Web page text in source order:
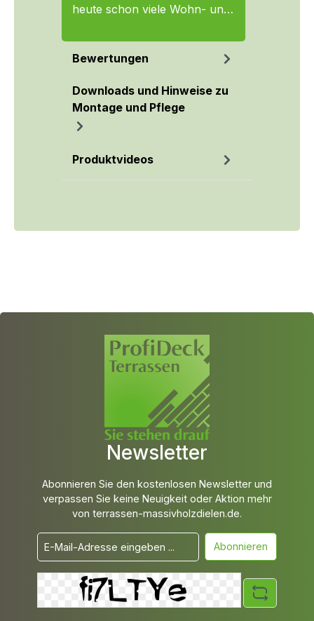
heute schon viele Wohn- un…
Bewertungen
Downloads und Hinweise zu
Montage und Pflege
Produktvideos
Newsletter
Abonnieren Sie den kostenlosen Newsletter und
verpassen Sie keine Neuigkeit oder Aktion mehr
von terrassen-massivholzdielen.de.
Abonnieren